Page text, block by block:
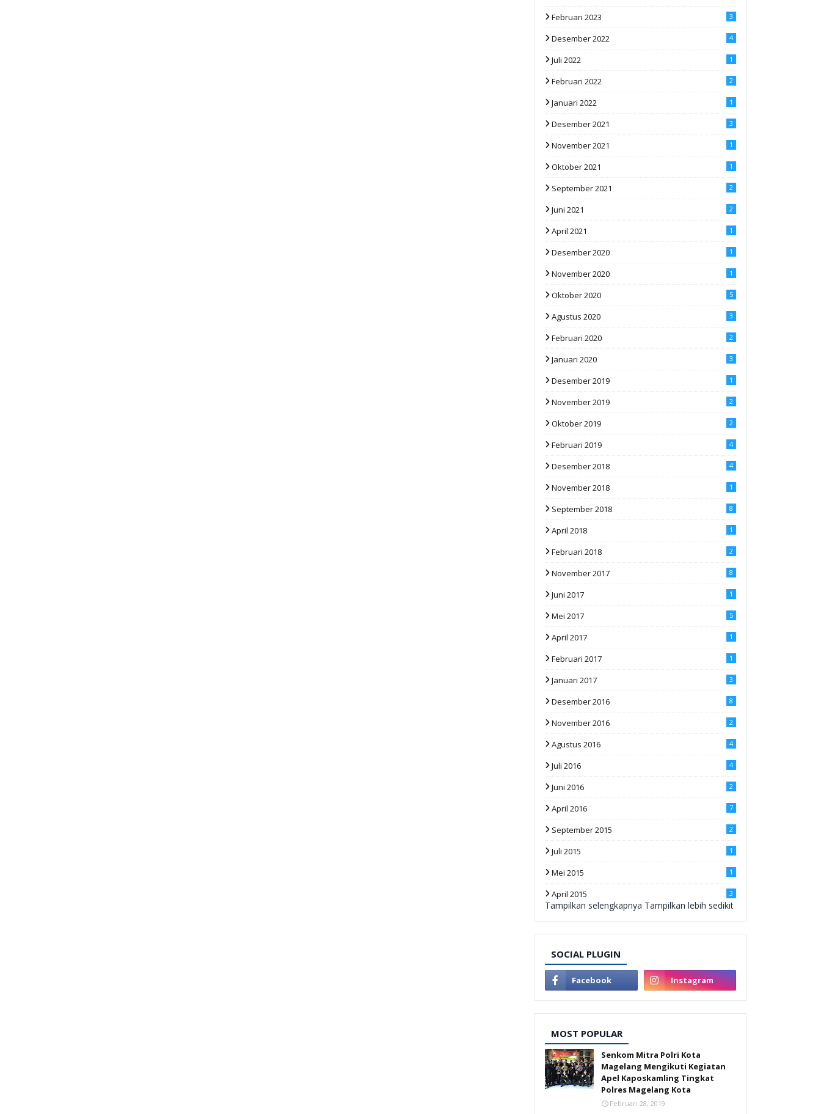
Februari 2023
3
Desember 2022 4
Juli 2022 1
Februari 2022 2
Januari 2022 1
Desember 2021 3
November 2021 1
Oktober 2021 1
September 2021 2
Juni 2021 2
April 2021 1
Desember 2020 1
November 2020 1
Oktober 2020 5
Agustus 2020 3
Februari 2020 2
Januari 2020 3
Desember 2019 1
November 2019 2
Oktober 2019 2
Februari 2019 4
Desember 2018 4
November 2018 1
September 2018 8
April 2018 1
Februari 2018 2
November 2017 8
Juni 2017 1
Mei 2017 5
April 2017 1
Februari 2017 1
Januari 2017 3
Desember 2016 8
November 2016 2
Agustus 2016 4
Juli 2016 4
Juni 2016 2
April 2016 7
September 2015 2
Juli 2015 1
Mei 2015 1
April 2015 3
Tampilkan selengkapnya Tampilkan lebih sedikit
SOCIAL PLUGIN
MOST POPULAR
Senkom Mitra Polri Kota
Magelang Mengikuti Kegiatan
Apel Kaposkamling Tingkat
Polres Magelang Kota
Februari 28, 2019